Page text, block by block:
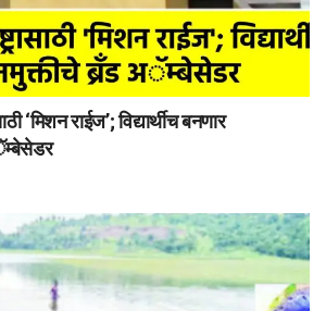
‘मिशन राईज’; विद्यार्थीच बनणार